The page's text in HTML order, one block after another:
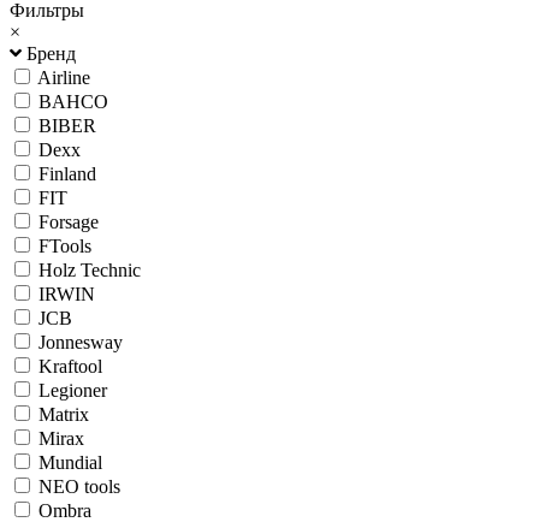
Фильтры
×
Бренд
Airline
BAHCO
BIBER
Dexx
Finland
FIT
Forsage
FTools
Holz Technic
IRWIN
JCB
Jonnesway
Kraftool
Legioner
Matrix
Mirax
Mundial
NEO tools
Ombra